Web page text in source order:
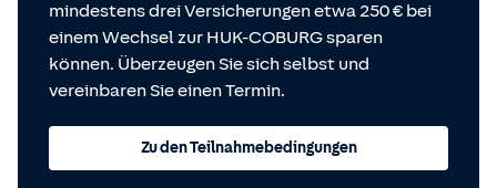
mindestens drei Versicherungen etwa 250 € bei
einem Wechsel zur HUK-COBURG sparen
können. Überzeugen Sie sich selbst und
vereinbaren Sie einen Termin.
Zu den Teilnahmebedingungen